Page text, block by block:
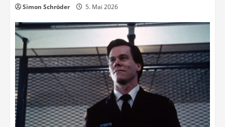
Simon Schröder 5. Mai 2026